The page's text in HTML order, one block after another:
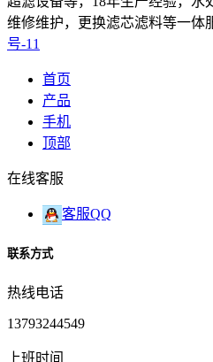
维修维护，更换滤芯滤料等一体
号-11
首页
产品
手机
顶部
在线客服
客服QQ
联系方式
热线电话
13793244549
上班时间